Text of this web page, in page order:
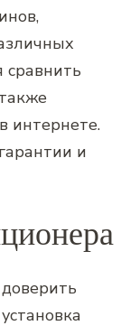
сравнить
интернете.
и